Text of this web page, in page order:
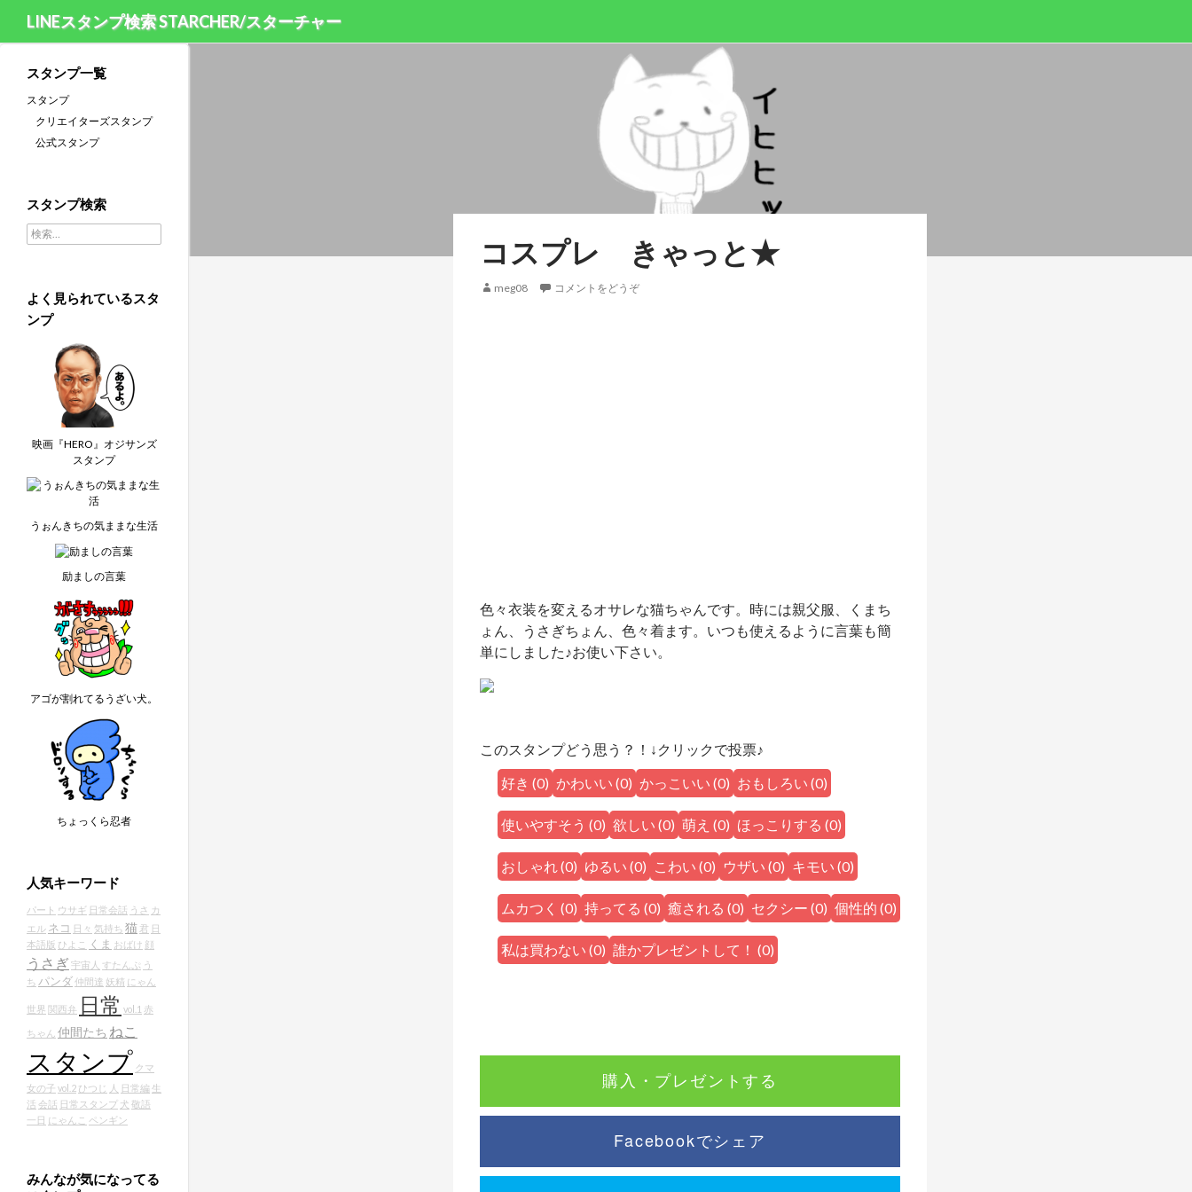
LINEスタンプ検索 STARCHER/スターチャー
コスプレ きゃっと★
meg08 コメントをどうぞ
色々衣装を変えるオサレな猫ちゃんです。時には親父服、くまち
ょん、うさぎちょん、色々着ます。いつも使えるように言葉も簡
単にしました♪お使い下さい。
このスタンプどう思う？！↓クリックで投票♪
好き (0) かわいい (0) かっこいい (0) おもしろい (0)
使いやすそう (0) 欲しい (0) 萌え (0) ほっこりする (0)
おしゃれ(0) ゆるい (0) こわい (0) ウザい (0) キモい (0)
ムカつく (0) 持ってる (0) 癒される (0) セクシー (0) 個性的 (0)
私は買わない (0) 誰かプレゼントして！ (0)
購入・プレゼントする
Facebookでシェア
スタンプ一覧
スタンプ
クリエイターズスタンプ
公式スタンプ
スタンプ検索
検索:
よく見られているスタ
ンプ
映画『HERO』オジサンズ
スタンプ
うぉんきちの気ままな生活
励ましの言葉
アゴが割れてるうざい犬。
ちょっくら忍者
人気キーワード
パート ウサギ 日常会話 うさ カ
エル ネコ 日々 気持ち 猫 君 日
本語版 ひよこ くま おばけ 顔
うさぎ 宇宙人 すたんぷ う
ち パンダ 仲間達 妖精 にゃん
世界 関西弁 日常 vol.1 赤
ちゃん 仲間たち ねこ
スタンプ クマ
女の子 vol.2 ひつじ 人 日常編 生
活 会話 日常スタンプ 犬 敬語
一日 にゃんこ ペンギン
みんなが気になってる